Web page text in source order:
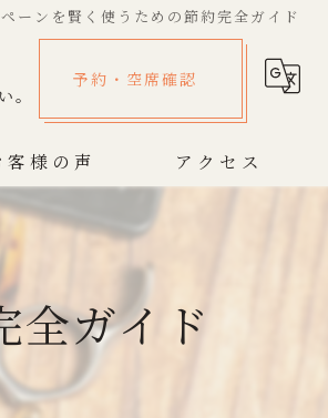
ーンを賢く使うための節約完全ガイド
。
予約・空席確認
客様の声 アクセス
全ガイド